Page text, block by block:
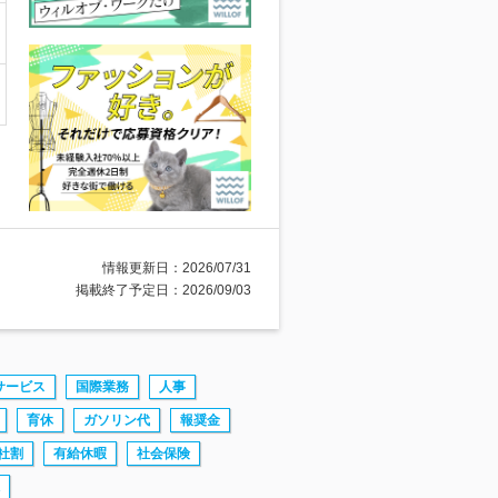
情報更新日：2026/07/31
掲載終了予定日：2026/09/03
ービス 国際業務 人事
育休 ガソリン代 報奨金
割 有給休暇 社会保険